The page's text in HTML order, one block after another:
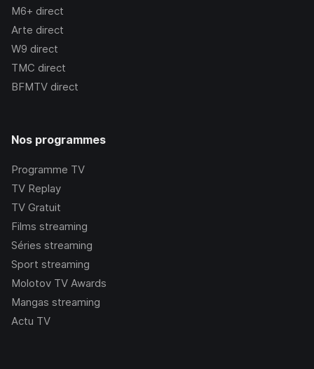
M6+ direct
Arte direct
W9 direct
TMC direct
BFMTV direct
Nos programmes
Programme TV
TV Replay
TV Gratuit
Films streaming
Séries streaming
Sport streaming
Molotov TV Awards
Mangas streaming
Actu TV